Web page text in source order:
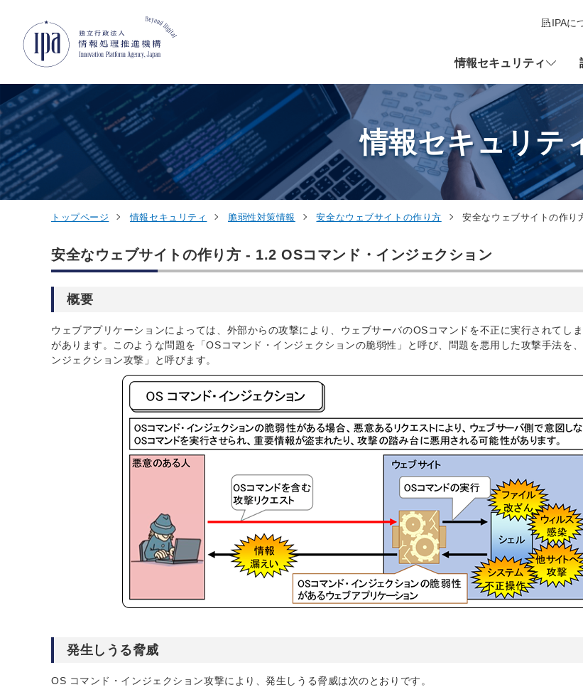
IPAに
情報セキュリティ
情報セキュリテ
トップページ 情報セキュリティ 脆弱性対策情報 安全なウェブサイトの作り方 安全なウェブサイトの作り
安全なウェブサイトの作り方 - 1.2 OSコマンド・インジェクション
概要
ウェブアプリケーションによっては、外部からの攻撃により、ウェブサーバのOSコマンドを不正に実行されてし
があります。このような問題を「OSコマンド・インジェクションの脆弱性」と呼び、問題を悪用した攻撃手法を
ンジェクション攻撃」と呼びます。
発生しうる脅威
OS コマンド・インジェクション攻撃により、発生しうる脅威は次のとおりです。